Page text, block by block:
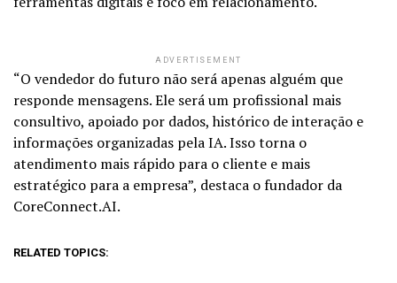
ADVERTISEMENT
“O vendedor do futuro não será apenas alguém que
responde mensagens. Ele será um profissional mais
consultivo, apoiado por dados, histórico de interação e
informações organizadas pela IA. Isso torna o
atendimento mais rápido para o cliente e mais
estratégico para a empresa”, destaca o fundador da
CoreConnect.AI.
RELATED TOPICS: